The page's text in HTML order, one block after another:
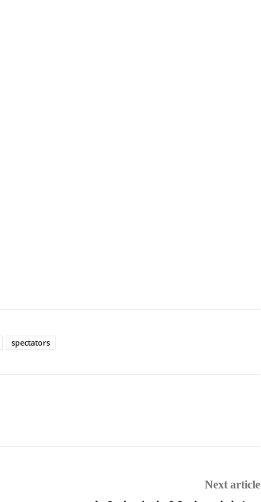
spectators
Next article